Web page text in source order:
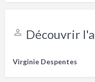
Découvrir
Virginie Despentes